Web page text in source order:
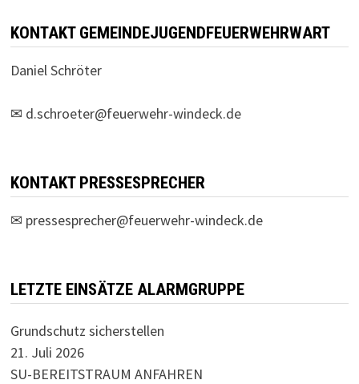
KONTAKT GEMEINDEJUGENDFEUERWEHRWART
Daniel Schröter
✉ d.schroeter@feuerwehr-windeck.de
KONTAKT PRESSESPRECHER
✉ pressesprecher@feuerwehr-windeck.de
LETZTE EINSÄTZE ALARMGRUPPE
Grundschutz sicherstellen
21. Juli 2026
SU-BEREITSTRAUM ANFAHREN